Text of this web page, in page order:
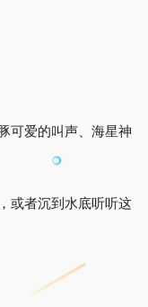
可爱的叫声、海星神
或者沉到水底听听这